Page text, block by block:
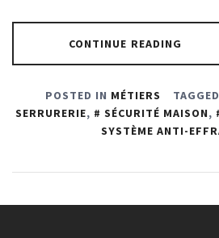
CONTINUE READING
POSTED IN MÉTIERS
SERRURERIE, SÉCURITÉ MAISON,
SYSTÈME ANTI-